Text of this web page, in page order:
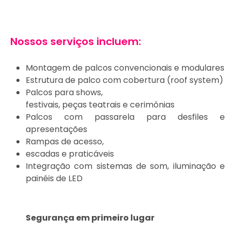
Nossos serviços incluem:
Montagem de palcos convencionais e modulares
Estrutura de palco com cobertura (roof system)
Palcos para shows,
festivais, peças teatrais e cerimônias
Palcos com passarela para desfiles e
apresentações
Rampas de acesso,
escadas e praticáveis
Integração com sistemas de som, iluminação e
painéis de LED
Segurança em primeiro lugar